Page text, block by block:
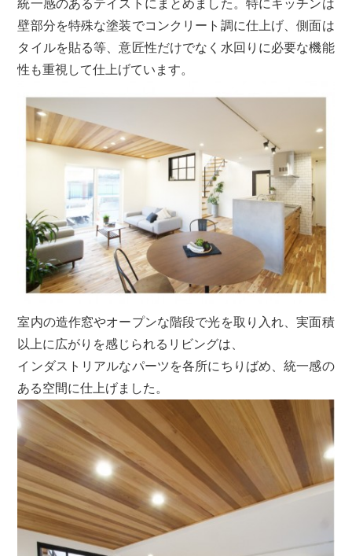
統一感のあるテイストにまとめました。特にキッチンは
壁部分を特殊な塗装でコンクリート調に仕上げ、側面は
タイルを貼る等、意匠性だけでなく水回りに必要な機能
性も重視して仕上げています。
室内の造作窓やオープンな階段で光を取り入れ、実面積
以上に広がりを感じられるリビングは、
インダストリアルなパーツを各所にちりばめ、統一感の
ある空間に仕上げました。